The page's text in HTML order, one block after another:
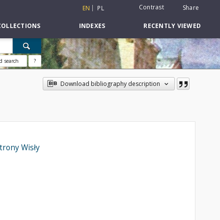
EN PL Contrast Share
INDEXES RECENTLY VIEWED
search ?
Download bibliography description
Wisły